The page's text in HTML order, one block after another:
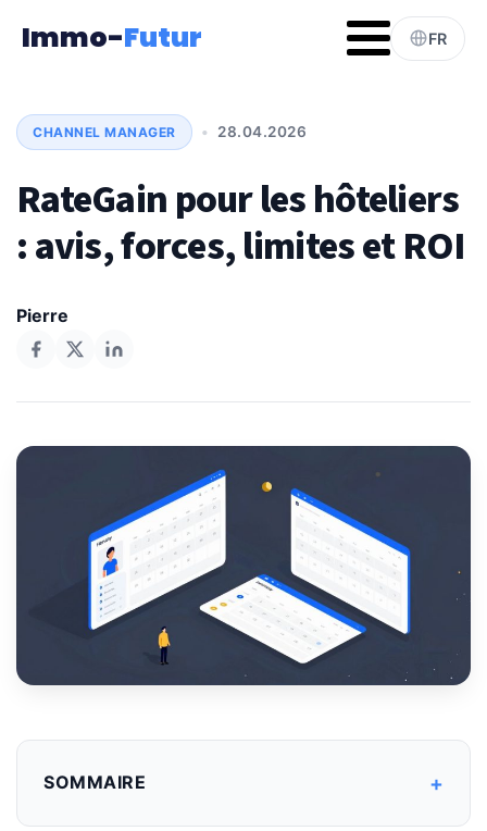
Immo-Futur FR
CHANNEL MANAGER • 28.04.2026
RateGain pour les hôteliers
: avis, forces, limites et ROI
Pierre
SOMMAIRE +